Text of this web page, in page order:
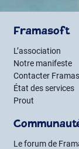
Framasoft
L’association
Notre manifeste
Contacter
État des services
Prout
Le forum de